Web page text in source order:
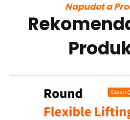
Napudot a